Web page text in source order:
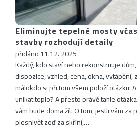
Eliminujte tepelné mosty
stavby rozhodují detaily
přidáno 11.12. 2025
Každý, kdo staví nebo rekonstruuje
dispozice, vzhled, cena, okna,
málokdo si při tom všem položí otázku:
unikat teplo? A přesto právě tahle
vám bude doma žít. O tom, jestli vám za
plesnivět zeď za skříní,…